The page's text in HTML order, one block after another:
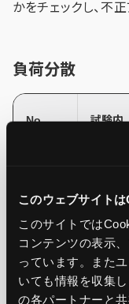
このウェブサイト
このサイトでは
コンテンツの表示
っています。また
いても情報を収集
の各パートナーと
かをチェックし、不
負荷分散
No
試験内
バランサ
ーの有
無
2
ロード